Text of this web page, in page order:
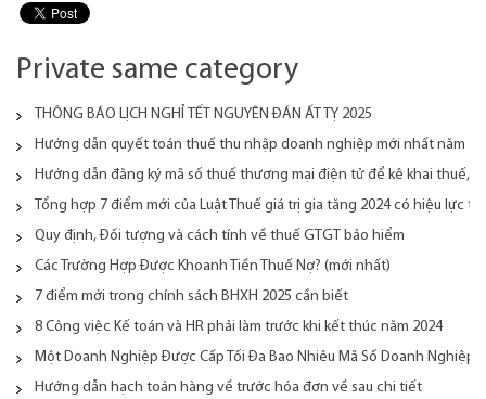
Private same category
THÔNG BÁO LỊCH NGHỈ TẾT NGUYÊN ĐÁN ẤT TỴ 2025
Hướng dẫn quyết toán thuế thu nhập doanh nghiệp mới nhất năm
Hướng dẫn đăng ký mã số thuế thương mại điện tử để kê khai thuế,
Tổng hợp 7 điểm mới của Luật Thuế giá trị gia tăng 2024 có hiệu lực từ
Quy định, Đối tượng và cách tính về thuế GTGT bảo hiểm
Các Trường Hợp Được Khoanh Tiền Thuế Nợ? (mới nhất)
7 điểm mới trong chính sách BHXH 2025 cần biết
8 Công việc Kế toán và HR phải làm trước khi kết thúc năm 2024
Một Doanh Nghiệp Được Cấp Tối Đa Bao Nhiêu Mã Số Doanh Nghiệp
Hướng dẫn hạch toán hàng về trước hóa đơn về sau chi tiết